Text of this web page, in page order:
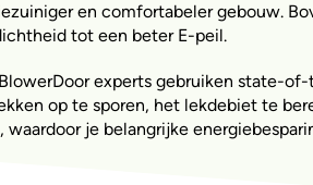
en comfortabeler gebouw.
tot een beter E-peil.
experts gebruiken state-
op te sporen, het lekdebiet te
waardoor je belangrijke